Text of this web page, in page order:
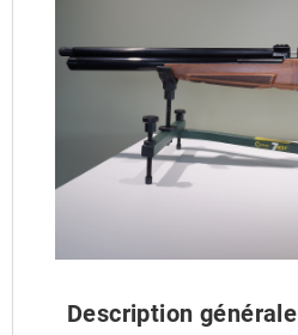
Description générale